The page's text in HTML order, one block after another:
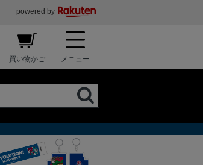
powered by
買い物かご メニュー